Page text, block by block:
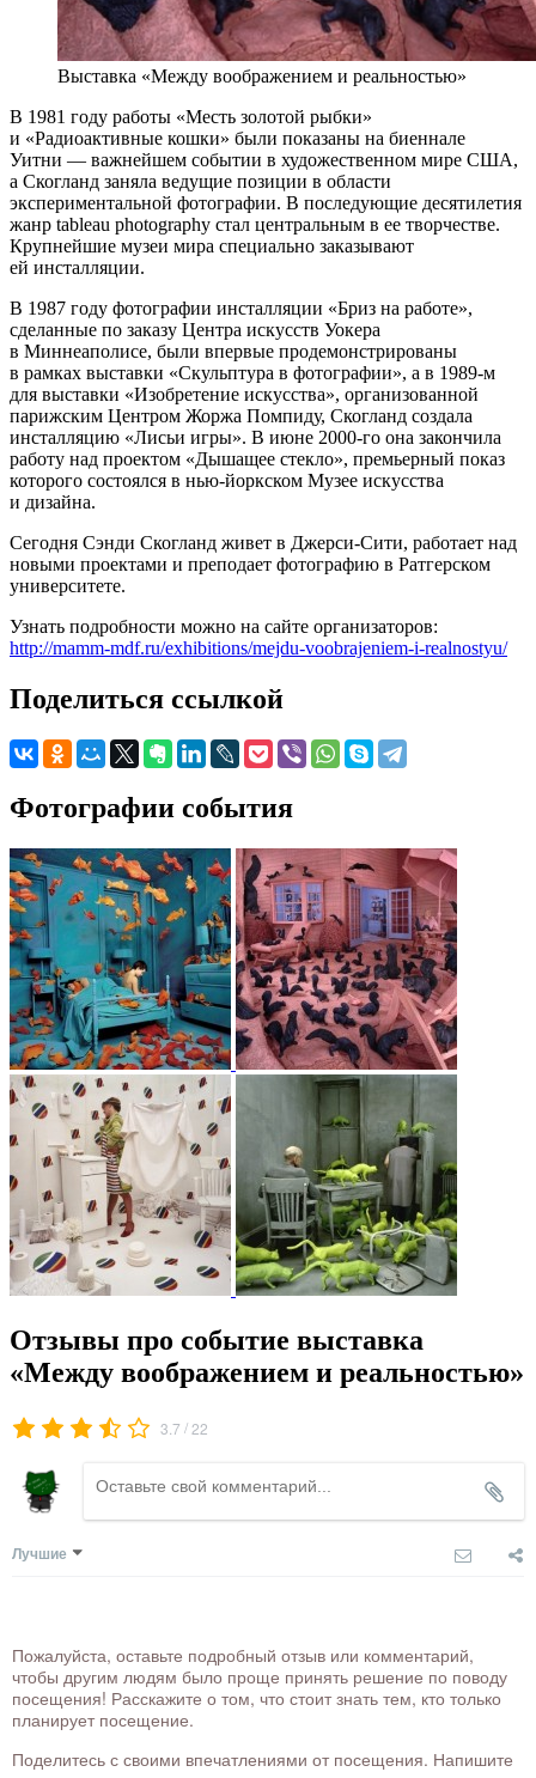
Выставка «Между воображением и реальностью»
В 1981 году работы «Месть золотой рыбки»
и «Радиоактивные кошки» были показаны на биеннале
Уитни — важнейшем событии в художественном мире США,
а Скогланд заняла ведущие позиции в области
экспериментальной фотографии. В последующие десятилетия
жанр tableau photography стал центральным в ее творчестве.
Крупнейшие музеи мира специально заказывают
ей инсталляции.
В 1987 году фотографии инсталляции «Бриз на работе»,
сделанные по заказу Центра искусств Уокера
в Миннеаполисе, были впервые продемонстрированы
в рамках выставки «Скульптура в фотографии», а в 1989-м
для выставки «Изобретение искусства», организованной
парижским Центром Жоржа Помпиду, Скогланд создала
инсталляцию «Лисьи игры». В июне 2000-го она закончила
работу над проектом «Дышащее стекло», премьерный показ
которого состоялся в нью-йоркском Музее искусства
и дизайна.
Сегодня Сэнди Скогланд живет в Джерси-Сити, работает над
новыми проектами и преподает фотографию в Ратгерском
университете.
Узнать подробности можно на сайте организаторов:
http://mamm-mdf.ru/exhibitions/mejdu-voobrajeniem-i-realnostyu/
Поделиться ссылкой
Фотографии события
Отзывы про событие выставка
«Между воображением и реальностью»
3.7 /22
Лучшие
Пожалуйста, оставьте подробный отзыв или комментарий,
чтобы другим людям было проще принять решение по поводу
посещения! Расскажите о том, что стоит знать тем, кто только
планирует посещение.
Поделитесь с своими впечатлениями от посещения. Напишите